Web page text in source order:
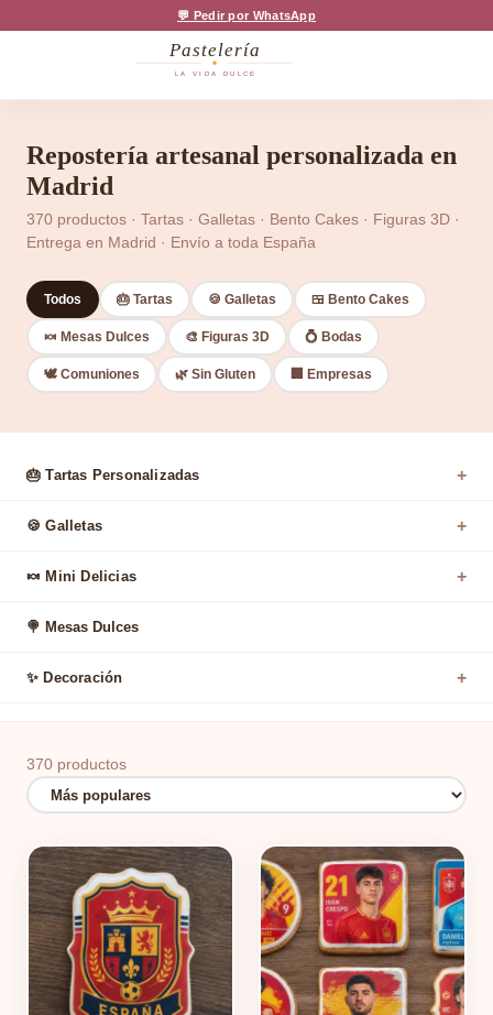
💬 Pedir por WhatsApp
Pastelería
LA VIDA DULCE
Repostería artesanal personalizada en
Madrid
370 productos · Tartas · Galletas · Bento Cakes · Figuras 3D ·
Entrega en Madrid · Envío a toda España
Todos 🎂 Tartas 🍪 Galletas 🍱 Bento Cakes
🍬 Mesas Dulces 🎨 Figuras 3D 💍 Bodas
🕊️ Comuniones 🌿 Sin Gluten 🏢 Empresas
🎂 Tartas Personalizadas +
🍪 Galletas +
🍬 Mini Delicias +
🍭 Mesas Dulces
✨ Decoración +
370 productos